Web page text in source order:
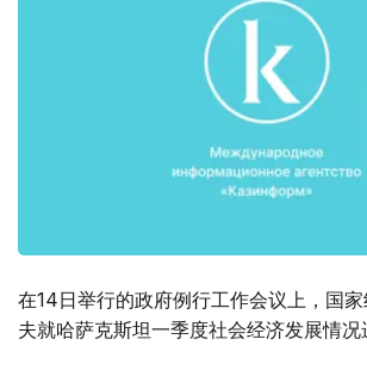
在14日举行的政府例行工作会议上，国
夫就哈萨克斯坦一季度社会经济发展情况